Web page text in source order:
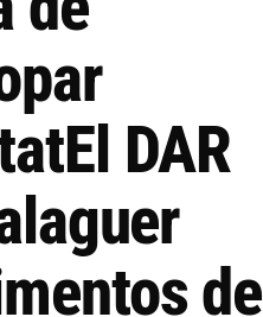
El DAR
de